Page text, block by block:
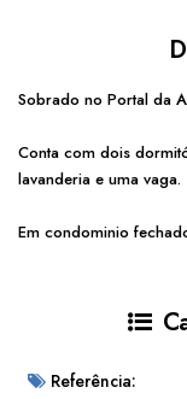
Sobrado no Portal da
Conta com dois
lavanderia e uma vaga.
Em condominio
Referência: